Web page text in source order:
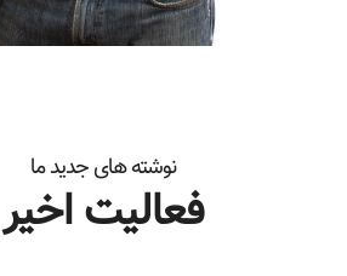
نوشته های جدید ما
فعالیت اخیر